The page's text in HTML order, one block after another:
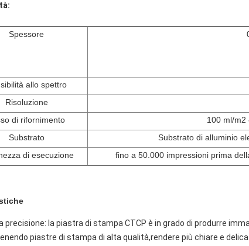
Spessore
allo spettro
Risoluzione
di rifornimento
100 ml/m2
Substrato
Substrato di alluminio
di esecuzione
fino a 50.000 impressioni prima
precisione: la piastra di stampa CTCP è in grado di produrre
piastre di stampa di alta qualità,rendere più chiare e